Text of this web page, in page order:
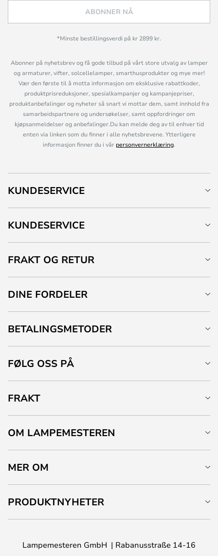
ABONNER NÅ
*Minste bestillingsverdi på kr 2899 kr.
Abonner på nyhetsbrev og få gode tilbud på vårt store utvalg av lamper
og armaturer, vifter, solcellelamper, smarthusprodukter og mye mer!
Vær den første til å motta informasjon om eksklusive rabattkoder,
produktprisreduksjoner, spesialkampanjer og kampanjepriser,
produktanbefalinger og nyheter så snart vi mottar dem, samt innhold fra
samarbeidspartnere og undersøkelser, samt oppfordringer om
kjøpsanmeldelser og anbefalinger.Du kan melde deg av til enhver tid
enten via linken som du finner i alle nyhetsbrevene. Ytterligere
informasjon finner du i vår personvernerklæring.
KUNDESERVICE
KUNDESERVICE
FRAKT OG RETUR
DINE FORDELER
BETALINGSMETODER
FØLG OSS PÅ
FRAKT
OM LAMPEMESTEREN
MER OM
PRODUKTNYHETER
Lampemesteren GmbH
Rabanusstraße 14-16